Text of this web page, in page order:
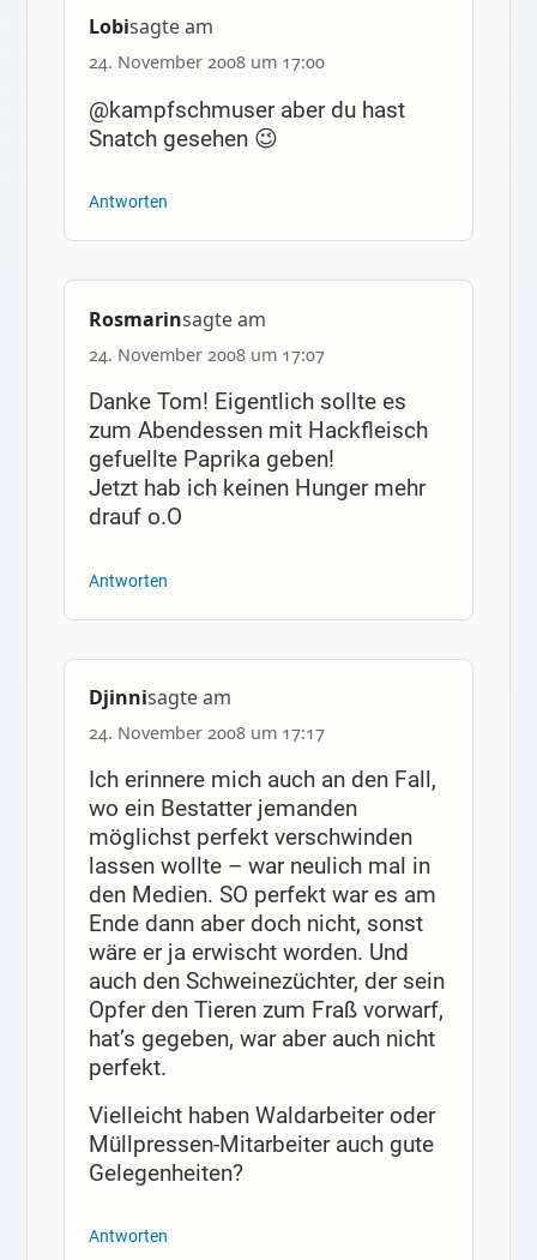
Lobisagte am
24. November 2008 um 17:00
@kampfschmuser aber du hast
Snatch gesehen 😉
Antworten
Rosmarinsagte am
24. November 2008 um 17:07
Danke Tom! Eigentlich sollte es
zum Abendessen mit Hackfleisch
gefuellte Paprika geben!
Jetzt hab ich keinen Hunger mehr
drauf o.O
Antworten
Djinnisagte am
24. November 2008 um 17:17
Ich erinnere mich auch an den Fall,
wo ein Bestatter jemanden
möglichst perfekt verschwinden
lassen wollte – war neulich mal in
den Medien. SO perfekt war es am
Ende dann aber doch nicht, sonst
wäre er ja erwischt worden. Und
auch den Schweinezüchter, der sein
Opfer den Tieren zum Fraß vorwarf,
hat’s gegeben, war aber auch nicht
perfekt.
Vielleicht haben Waldarbeiter oder
Müllpressen-Mitarbeiter auch gute
Gelegenheiten?
Antworten